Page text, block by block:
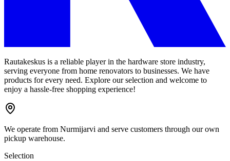
Rautakeskus is a reliable player in the hardware store industry,
serving everyone from home renovators to businesses. We have
products for every need. Explore our selection and welcome to
enjoy a hassle-free shopping experience!
We operate from Nurmijarvi and serve customers through our own
pickup warehouse.
Selection